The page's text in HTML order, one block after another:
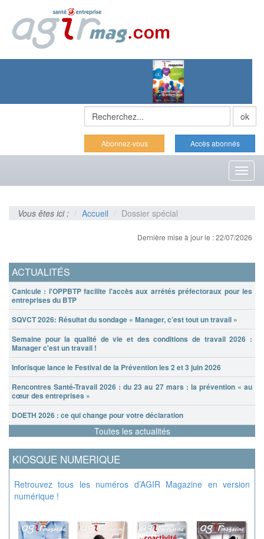
Abonnez-vous Accès abonnés
Vous êtes ici : Accueil Dossier spécial
Dernière mise à jour le : 22/07/2026
ACTUALITÉS
Canicule : l'OPPBTP facilite l'accès aux arrêtés préfectoraux pour les
entreprises du BTP
SQVCT 2026: Résultat du sondage « Manager, c’est tout un travail »
Semaine pour la qualité de vie et des conditions de travail 2026 :
Manager c'est un travail !
Inforisque lance le Festival de la Prévention les 2 et 3 juin 2026
Rencontres Santé-Travail 2026 : du 23 au 27 mars : la prévention « au
cœur des entreprises »
DOETH 2026 : ce qui change pour votre déclaration
Toutes les actualités
KIOSQUE NUMERIQUE
Retrouvez tous les numéros d’AGIR Magazine en version
numérique !